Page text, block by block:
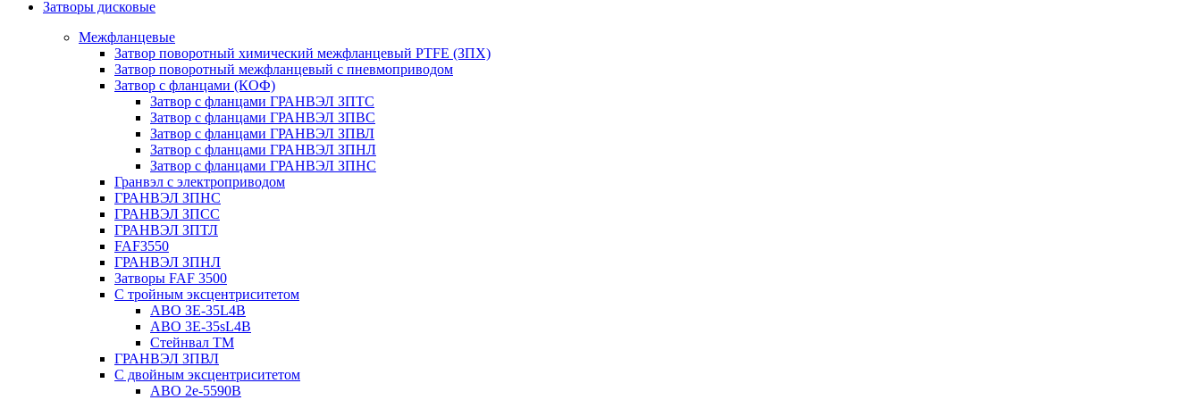
Затворы дисковые
Межфланцевые
Затвор поворотный химический межфланцевый PTFE (ЗПХ)
Затвор поворотный межфланцевый с пневмоприводом
Затвор с фланцами (КОФ)
Затвор с фланцами ГРАНВЭЛ ЗПТС
Затвор с фланцами ГРАНВЭЛ ЗПВС
Затвор с фланцами ГРАНВЭЛ ЗПВЛ
Затвор с фланцами ГРАНВЭЛ ЗПНЛ
Затвор с фланцами ГРАНВЭЛ ЗПНС
Гранвэл с электроприводом
ГРАНВЭЛ ЗПНС
ГРАНВЭЛ ЗПСС
ГРАНВЭЛ ЗПТЛ
FAF3550
ГРАНВЭЛ ЗПНЛ
Затворы FAF 3500
С тройным эксцентриситетом
ABO ЗE-35L4B
ABO 3E-35sL4B
Стейнвал ТМ
ГРАНВЭЛ ЗПВЛ
С двойным эксцентриситетом
ABO 2e-5590B